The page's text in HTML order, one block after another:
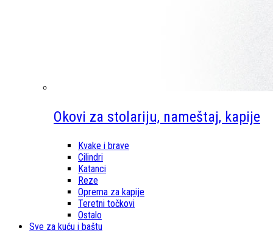
Okovi za stolariju, nameštaj, kapije
Kvake i brave
Cilindri
Katanci
Reze
Oprema za kapije
Teretni točkovi
Ostalo
Sve za kuću i baštu